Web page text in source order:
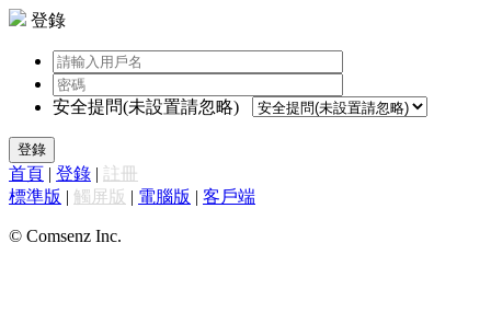
登錄
安全提問(未設置請忽略)
登錄
首頁 | 登錄 | 註冊
標準版 | 觸屏版 | 電腦版 | 客戶端
© Comsenz Inc.